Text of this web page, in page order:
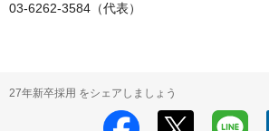
03-6262-3584（代表）
27年新卒採用 をシェアしましょう